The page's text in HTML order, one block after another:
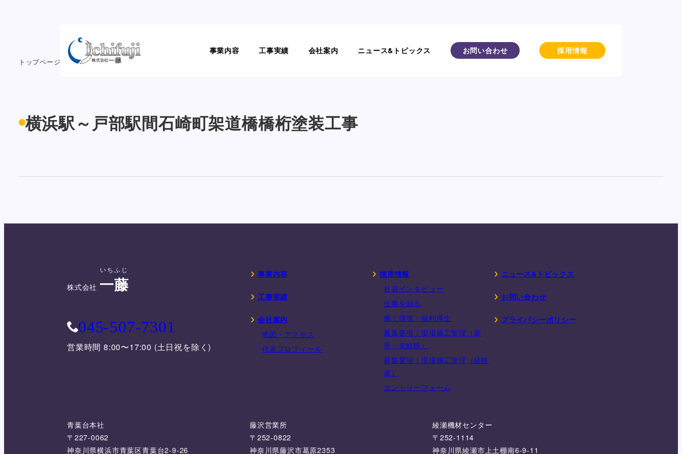
事業内容 工事実績 会社案内 ニュース&トピックス お問い合わせ 採用情報
トップページ 工事実績 横浜駅～戸部駅間石崎町架道橋橋桁塗装工事
横浜駅～戸部駅間石崎町架道橋橋桁塗装工事
株式会社 一藤
いちふじ
045-507-7301
営業時間 8:00〜17:00 (土日祝を除く)
事業内容
工事実績
会社案内
地図・アクセス
代表プロフィール
採用情報
社員インタビュー
仕事を知る
働く環境・福利厚生
募集要項｜現場施工管理（新
卒・未経験）
募集要項｜現場施工管理（経験
者）
エントリーフォーム
ニュース&トピックス
お問い合わせ
プライバシーポリシー
青葉台本社
〒227-0062
神奈川県横浜市青葉区青葉台2-9-26
藤沢営業所
〒252-0822
神奈川県藤沢市葛原2353
綾瀬機材センター
〒252-1114
神奈川県綾瀬市上土棚南6-9-11